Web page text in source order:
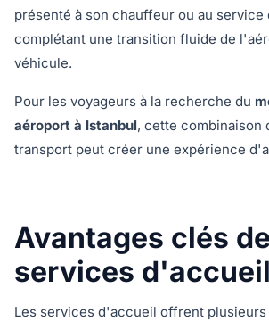
présenté à son chauffeur ou au service
complétant une transition fluide de
véhicule.
Pour les voyageurs à la recherche du
aéroport à Istanbul, cette combinaison
transport peut créer une expérience
Avantages clés
services d'accueil
Les services d'accueil offrent plusieurs